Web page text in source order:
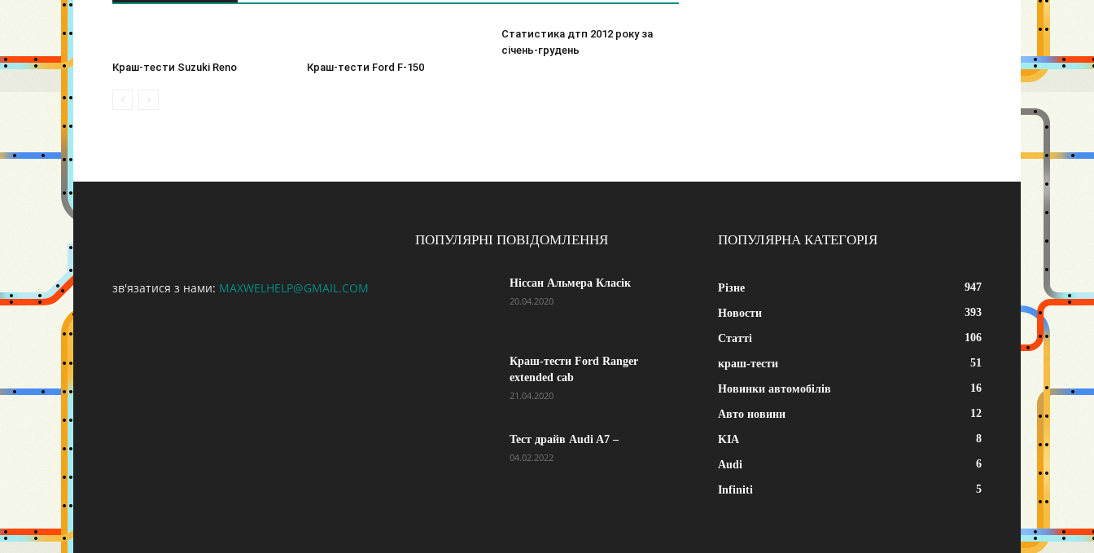
Краш-тести Suzuki Reno Краш-тести Ford F-150
Статистика дтп 2012 року за
січень-грудень
зв'язатися з нами: MAXWELHELP@GMAIL.COM
ПОПУЛЯРНІ ПОВІДОМЛЕННЯ
Ніссан Альмера Класік
20.04.2020
Краш-тести Ford Ranger
extended cab
21.04.2020
Тест драйв Audi A7 –
04.02.2022
ПОПУЛЯРНА КАТЕГОРІЯ
Різне 947
Новости 393
Статті 106
краш-тести 51
Новинки автомобілів 16
Авто новини 12
KIA 8
Audi 6
Infiniti 5